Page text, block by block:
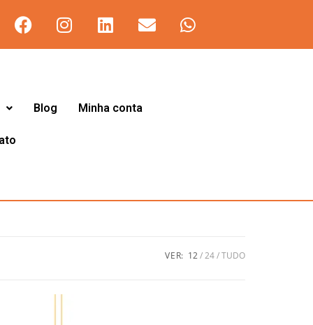
Blog Minha conta
VER: 12 24 TUDO